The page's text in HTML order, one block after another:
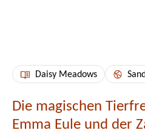
Daisy Meadows
Die magischen
Emma Eule und der